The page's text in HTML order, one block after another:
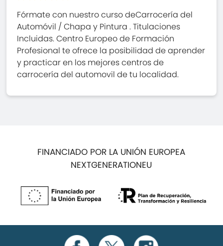
Fórmate con nuestro curso deCarrocería del
Automóvil / Chapa y Pintura . Titulaciones
Incluidas. Centro Europeo de Formación
Profesional te ofrece la posibilidad de aprender
y practicar en los mejores centros de
carrocería del automovil de tu localidad.
FINANCIADO POR LA UNIÓN EUROPEA
NEXTGENERATIONEU